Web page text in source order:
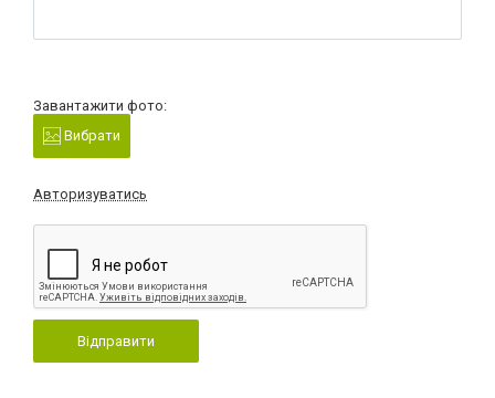
Завантажити фото:
Вибрати
Авторизуватись
Відправити